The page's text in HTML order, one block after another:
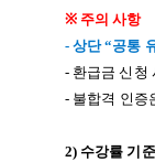
※ 주의 사항
- 상단“공통
- 환급금 신청
- 불합격 인증
2) 수강률 기준